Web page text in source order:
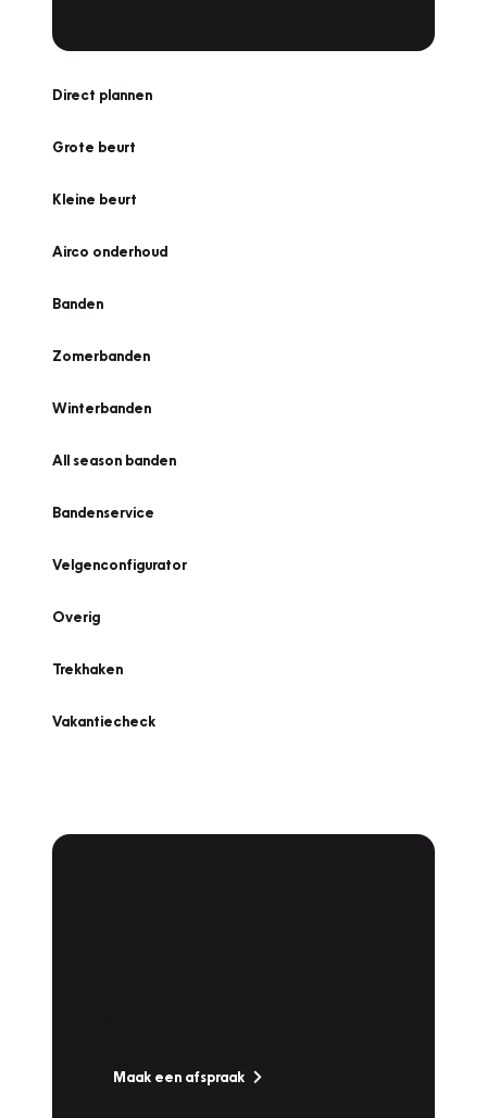
Direct plannen
Grote beurt
Kleine beurt
Airco onderhoud
Banden
Zomerbanden
Winterbanden
All season banden
Bandenservice
Velgenconfigurator
Overig
Trekhaken
Vakantiecheck
Maak een afspraak